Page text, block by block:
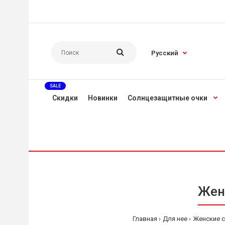
Русский
Скидки
SALE
Новинки Солнцезащитные очки
Главная Для нее Женские